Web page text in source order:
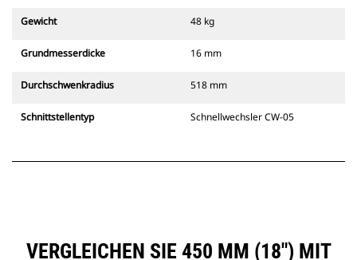
Gewicht 48 kg
Grundmesserdicke 16 mm
Durchschwenkradius 518 mm
Schnittstellentyp Schnellwechsler CW-05
VERGLEICHEN SIE 450 MM (18") MIT